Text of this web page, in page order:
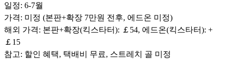
일정: 6-7월
가격: 미정 (본판+확장 7만원 전후, 에드온 미정)
해외 가격: 본판+확장(킥스타터): ￡54, 에드온(킥스타터): +
￡15
참고: 할인 혜택, 택배비 무료, 스트레치 골 미정